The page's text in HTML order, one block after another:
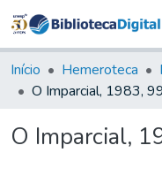
Início Hemeroteca
O Imparcial, 1983,
O Imparcial,